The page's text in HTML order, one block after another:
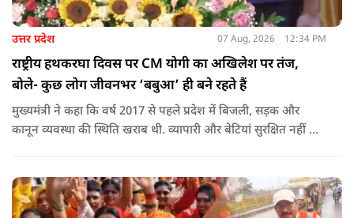
उत्तर प्रदेश 07 Aug, 2026 12:34 PM
राष्ट्रीय हथकरघा दिवस पर CM योगी का अखिलेश पर तंज,
बोले- कुछ लोग जीवनभर ‘बबुआ’ ही बने रहते हैं
मुख्यमंत्री ने कहा कि वर्ष 2017 से पहले प्रदेश में बिजली, सड़क और
कानून व्यवस्था की स्थिति खराब थी. व्यापारी और बेटियां सुरक्षित नहीं थीं.
हस्तशिल्पियों को उठाना पड़ा.